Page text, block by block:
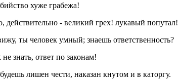
хуже грабежа!
действительно - великий грех! лукавый попутал!
ты человек умный; знаешь ответственность?
знать, ответ по законам!
лишен чести, наказан кнутом и в каторгу.